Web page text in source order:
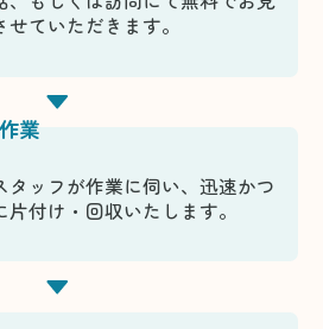
せていただきます。
業
タッフが作業に伺い、迅速かつ
片付け・回収いたします。